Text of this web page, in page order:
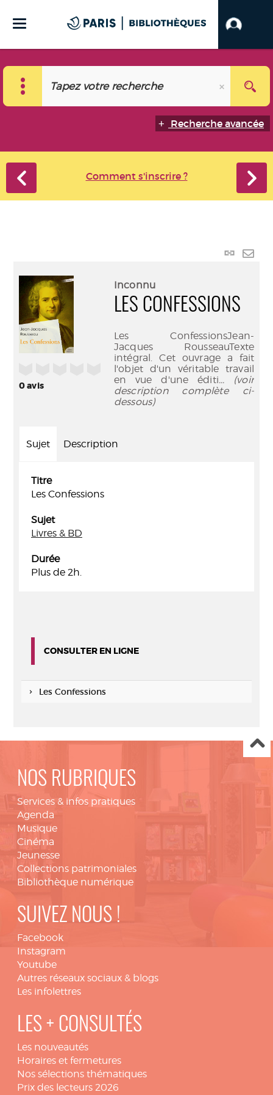
Recherche avancée
Comment s'inscrire ?
Lien
0avis
Inconnu
LES CONFESSIONS
Les ConfessionsJean-
Jacques RousseauTexte
intégral. Cet ouvrage a fait
l'objet d'un véritable travail
en vue d'une éditi... (voir
description complète ci-
dessous)
Sujet Description
Titre
Les Confessions
Sujet
Livres & BD
Durée
Plus de 2h.
CONSULTER EN LIGNE
Les Confessions
NOS RUBRIQUES
Services & infos pratiques
Agenda
Musique
Cinéma
Jeunesse
Collections patrimoniales
Bibliothèque numérique
SUIVEZ NOUS !
Facebook
Instagram
Youtube
Autres réseaux sociaux & blogs
Les infolettres
LES + CONSULTÉS
Les nouveautés
Horaires et fermetures
Nos sélections thématiques
Prix des lecteurs 2026